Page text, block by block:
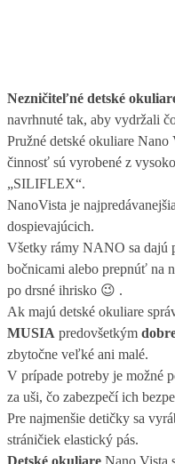
Nezničiteľné detské
navrhnuté tak, aby vydržali
Pružné detské okuliare Nano
činnosť sú vyrobené z
„SILIFLEX“.
NanoVista je
dospievajúcich.
Všetky rámy NANO sa dajú
bočnicami alebo prepnúť na
po drsné ihrisko 😉 .
Ak majú detské okuliare
MUSIA predovšetkým
zbytočne veľké ani malé.
V prípade potreby je možné
za uši, čo zabezpečí ich
Pre najmenšie detičky sa
stráničiek elastický pás.
Detské okuliare Nano Vista